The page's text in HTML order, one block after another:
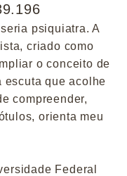
psiquiatra. A
criado como
o conceito de
escuta que acolhe
compreender,
orienta meu
Federal